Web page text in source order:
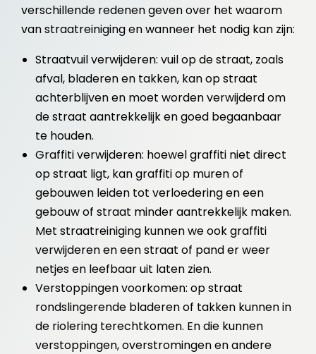
verschillende redenen geven over het waarom
van straatreiniging en wanneer het nodig kan zijn:
Straatvuil verwijderen: vuil op de straat, zoals
afval, bladeren en takken, kan op straat
achterblijven en moet worden verwijderd om
de straat aantrekkelijk en goed begaanbaar
te houden.
Graffiti verwijderen: hoewel graffiti niet direct
op straat ligt, kan graffiti op muren of
gebouwen leiden tot verloedering en een
gebouw of straat minder aantrekkelijk maken.
Met straatreiniging kunnen we ook graffiti
verwijderen en een straat of pand er weer
netjes en leefbaar uit laten zien.
Verstoppingen voorkomen: op straat
rondslingerende bladeren of takken kunnen in
de riolering terechtkomen. En die kunnen
verstoppingen, overstromingen en andere